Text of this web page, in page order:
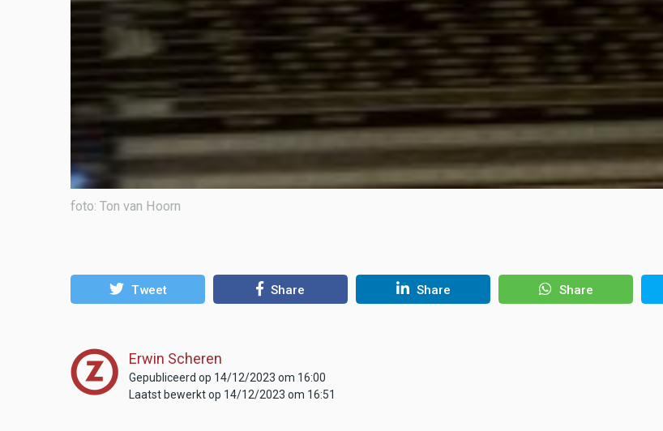
foto: Ton van Hoorn
Tweet Share Share Share
Erwin Scheren
Gepubliceerd op 14/12/2023 om 16:00
Laatst bewerkt op 14/12/2023 om 16:51